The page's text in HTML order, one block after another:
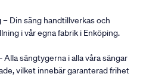
– Din säng handtillverkas och
i vår egna fabrik i Enköping.
- Alla sängtygerna i alla våra sängar
vilket innebär garanterad frihet